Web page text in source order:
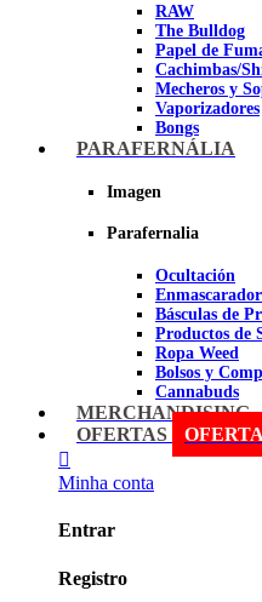
RAW
The Bulldog
Papel de
Cachimbas/
Mecheros y
Vaporizadores
Bongs
Bandejas para
Ceniceros
Pipas BHO
Dabbers
Imagen
PARAFERNÁLIA
Imagen
Parafernalia
Ocultación
Básculas de
Productos de
Ropa Weed
Bolsos y
Cannabuds
Inciensos
Libros y DVD's
Imagen
MERCHANDISING
OFERTAS
OFERTA
Minha conta
Entrar
Registro